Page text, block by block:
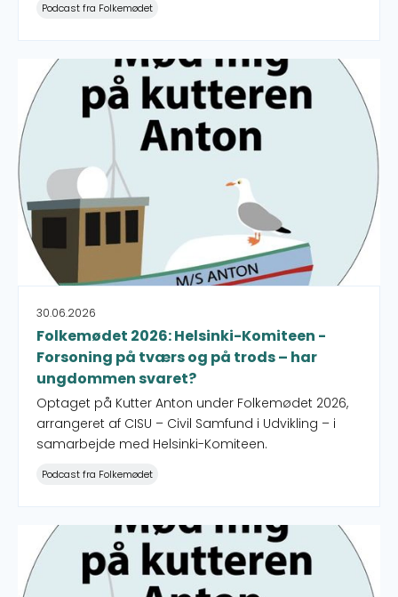
Podcast fra Folkemødet
30.06.2026
Folkemødet 2026: Helsinki-Komiteen -
Forsoning på tværs og på trods – har
ungdommen svaret?
Optaget på Kutter Anton under Folkemødet 2026,
arrangeret af CISU – Civil Samfund i Udvikling – i
samarbejde med Helsinki-Komiteen.
Podcast fra Folkemødet
Folkemødet 2026: Helsinki-Komiteen - Forsoning på
Folkemødet 2026: Ny generalsekretær: Skifter CISU kurs?